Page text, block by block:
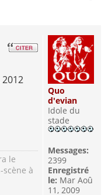
2012
le
à
Quo
d'evian
Idole du
stade
Messages:
2399
Enregistré
le: Mar Aoû
11, 2009